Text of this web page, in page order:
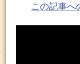
この記事へ